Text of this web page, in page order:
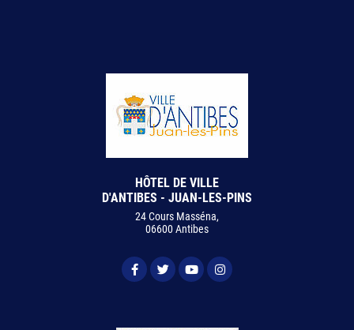
HÔTEL DE VILLE
D'ANTIBES - JUAN-LES-PINS
24 Cours Masséna,
06600 Antibes